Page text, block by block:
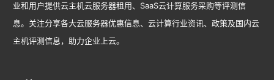
业和用户提供云主机云服务器租用、SaaS云计算服务采购等评测信
息。关注分享各大云服务器优惠信息、云计算行业资讯、政策及国内云
主机评测信息，助力企业上云。